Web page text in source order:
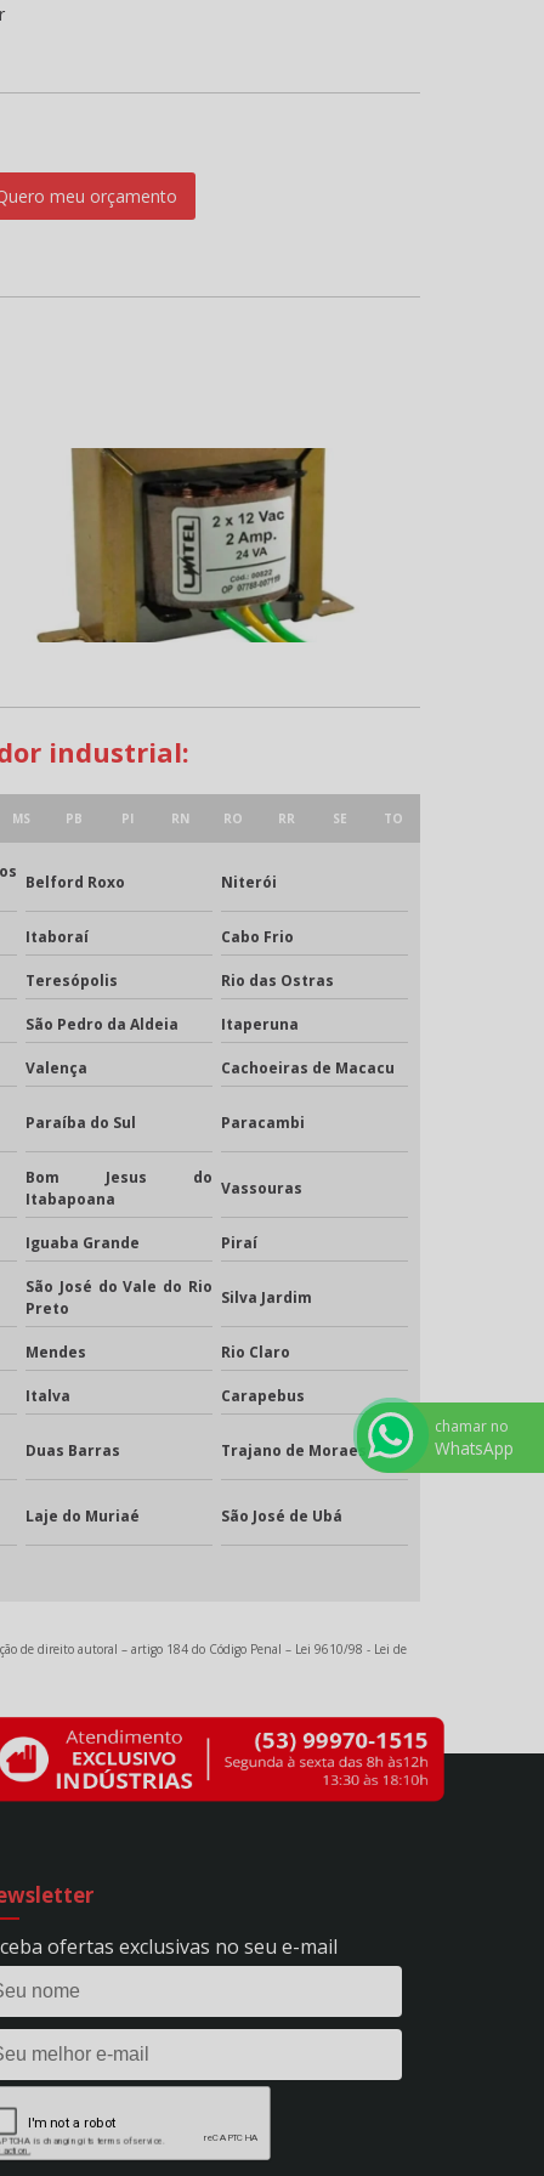
meu orçamento
industrial:
MS PB PI RN RO RR SE TO
Belford Roxo Niterói
Itaboraí Cabo Frio
Teresópolis Rio das Ostras
São Pedro da Aldeia Itaperuna
Valença Cachoeiras de Macacu
Paraíba do Sul Paracambi
Bom Jesus do
Itabapoana
Vassouras
Iguaba Grande Piraí
São José do Vale do Rio
Preto
Silva Jardim
Mendes Rio Claro
Italva Carapebus
Duas Barras Trajano de Moraes
Laje do Muriaé São José de Ubá
de direito autoral – artigo 184 do Código Penal – Lei 9610/98 - Lei de
ofertas exclusivas no seu e-mail
chamar no
WhatsApp